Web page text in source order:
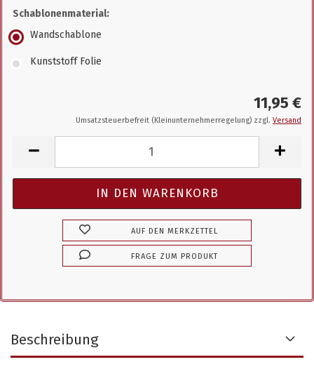
Schablonenmaterial:
Wandschablone
Kunststoff Folie
11,95 €
Umsatzsteuerbefreit (Kleinunternehmerregelung) zzgl. Versand
AUF DEN MERKZETTEL
FRAGE ZUM PRODUKT
Beschreibung